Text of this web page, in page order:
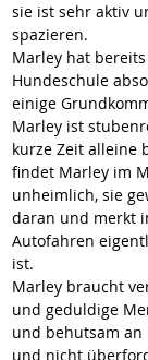
sie ist sehr aktiv
spazieren.
Marley hat
Hundeschule
einige
Marley ist
kurze Zeit alleine
findet Marley im
unheimlich, sie
daran und merkt
Autofahren
ist.
Marley braucht
und geduldige
und behutsam
und nicht